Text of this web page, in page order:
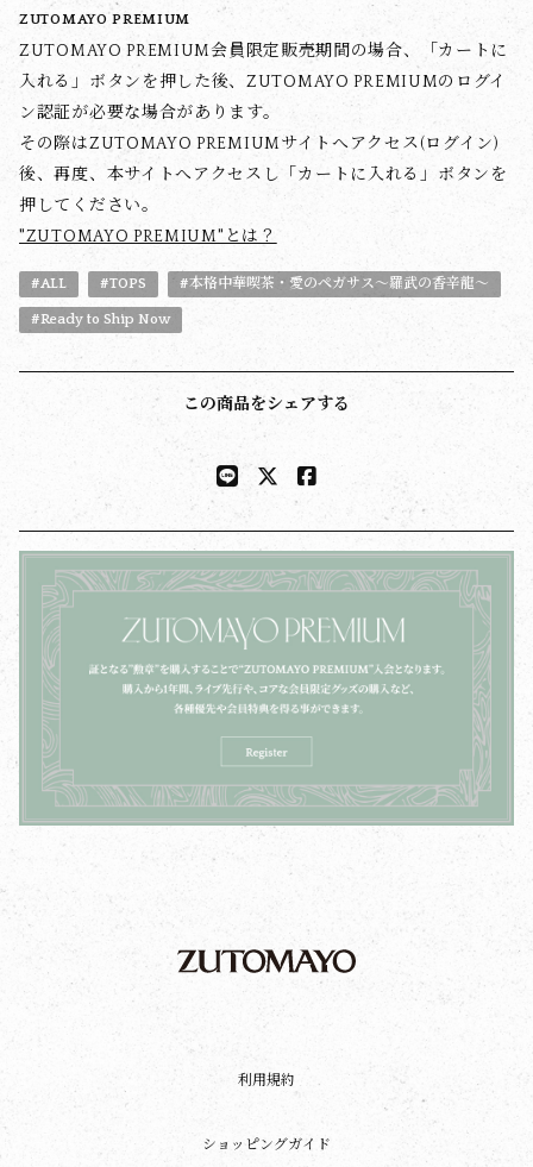
ZUTOMAYO PREMIUM
ZUTOMAYO PREMIUM会員限定販売期間の場合、「カートに
入れる」ボタンを押した後、ZUTOMAYO PREMIUMのログイ
ン認証が必要な場合があります。
その際はZUTOMAYO PREMIUMサイトへアクセス(ログイン)
後、再度、本サイトへアクセスし「カートに入れる」ボタンを
押してください。
"ZUTOMAYO PREMIUM"とは？
#ALL #TOPS #本格中華喫茶・愛のペガサス～羅武の香辛龍～
#Ready to Ship Now
この商品をシェアする
利用規約
ショッピングガイド